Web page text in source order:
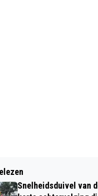
KRANT VOOR
EN
(26)
NA ONGEVAL
Snelheidsduivel van